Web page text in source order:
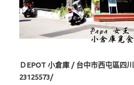
ＤEPOT 小倉庫 / 台中市西屯區四
23125573/